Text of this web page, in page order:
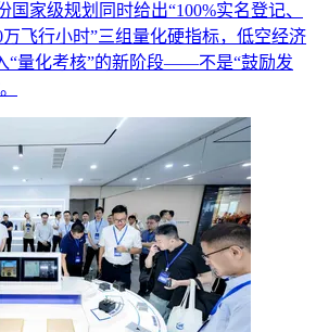
家级规划同时给出“100%实名登记、
万飞行小时”三组量化硬指标，低空经济
“量化考核”的新阶段——不是“鼓励发